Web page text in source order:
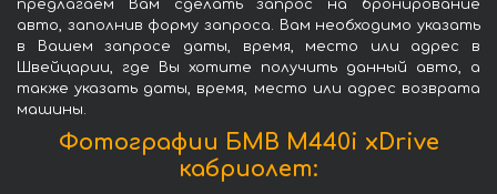
предлагаем Вам сделать запрос на бронирование
авто, заполнив форму запроса. Вам необходимо указать
в Вашем запросе даты, время, место или адрес в
Швейцарии, где Вы хотите получить данный авто, а
также указать даты, время, место или адрес возврата
машины.
Фотографии БМВ M440i xDrive
кабриолет: